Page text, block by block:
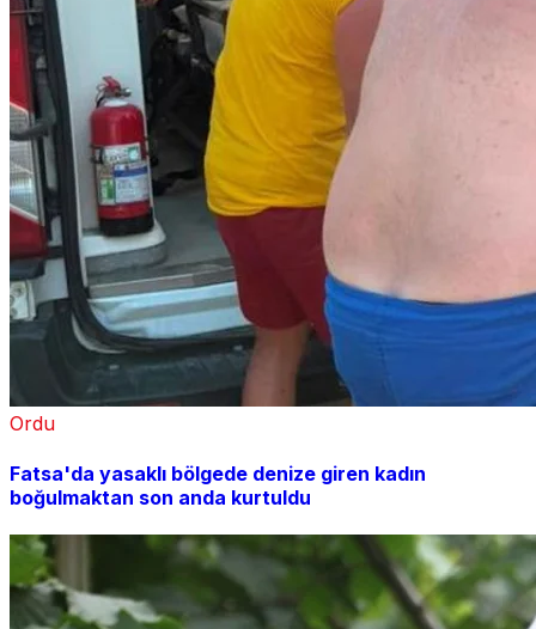
Ordu
Fatsa'da yasaklı bölgede denize giren kadın
boğulmaktan son anda kurtuldu